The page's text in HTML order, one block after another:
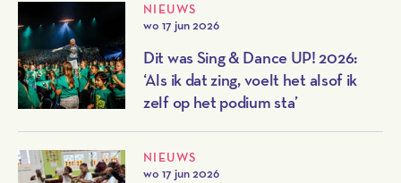
NIEUWS
wo 17 jun 2026
Dit was Sing & Dance UP! 2026:
‘Als ik dat zing, voelt het alsof ik
zelf op het podium sta’
NIEUWS
wo 17 jun 2026